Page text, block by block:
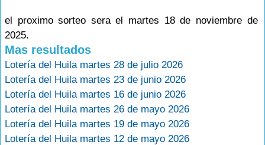
el proximo sorteo sera el martes 18 de noviembre de
2025.
Mas resultados
Lotería del Huila martes 28 de julio 2026
Lotería del Huila martes 23 de junio 2026
Lotería del Huila martes 16 de junio 2026
Lotería del Huila martes 26 de mayo 2026
Lotería del Huila martes 19 de mayo 2026
Lotería del Huila martes 12 de mayo 2026